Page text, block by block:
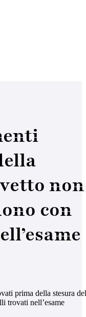
non
con
prima della stesura del
trovati nell’esame